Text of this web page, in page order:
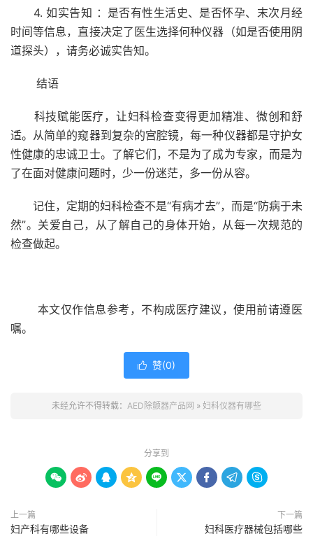
4. 如实告知 ：是否有性生活史、是否怀孕、末次月经
时间等信息，直接决定了医生选择何种仪器（如是否使用阴
道探头），请务必诚实告知。
结语
科技赋能医疗，让妇科检查变得更加精准、微创和舒
适。从简单的窥器到复杂的宫腔镜，每一种仪器都是守护女
性健康的忠诚卫士。了解它们，不是为了成为专家，而是为
了在面对健康问题时，少一份迷茫，多一份从容。
记住，定期的妇科检查不是“有病才去”，而是“防病于未
然”。关爱自己，从了解自己的身体开始，从每一次规范的
检查做起。
本文仅作信息参考，不构成医疗建议，使用前请遵医
嘱。
 赞(0)
未经允许不得转载： AED除颤器产品网 » 妇科仪器有哪些
分享到
        
上一篇
妇产科有哪些设备
下一篇
妇科医疗器械包括哪些